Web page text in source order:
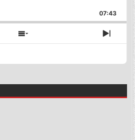
Forward
07:43
Show
Episodes
Next